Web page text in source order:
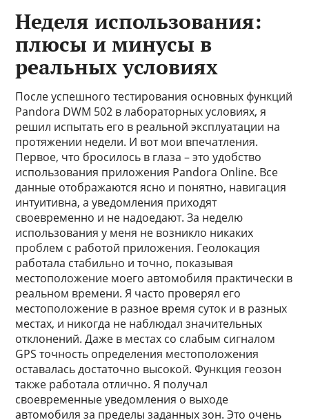
Неделя использования:
плюсы и минусы в
реальных условиях
После успешного тестирования основных функций
Pandora DWM 502 в лабораторных условиях, я
решил испытать его в реальной эксплуатации на
протяжении недели. И вот мои впечатления.
Первое, что бросилось в глаза – это удобство
использования приложения Pandora Online. Все
данные отображаются ясно и понятно, навигация
интуитивна, а уведомления приходят
своевременно и не надоедают. За неделю
использования у меня не возникло никаких
проблем с работой приложения. Геолокация
работала стабильно и точно, показывая
местоположение моего автомобиля практически в
реальном времени. Я часто проверял его
местоположение в разное время суток и в разных
местах, и никогда не наблюдал значительных
отклонений. Даже в местах со слабым сигналом
GPS точность определения местоположения
оставалась достаточно высокой. Функция геозон
также работала отлично. Я получал
своевременные уведомления о выходе
автомобиля за пределы заданных зон. Это очень